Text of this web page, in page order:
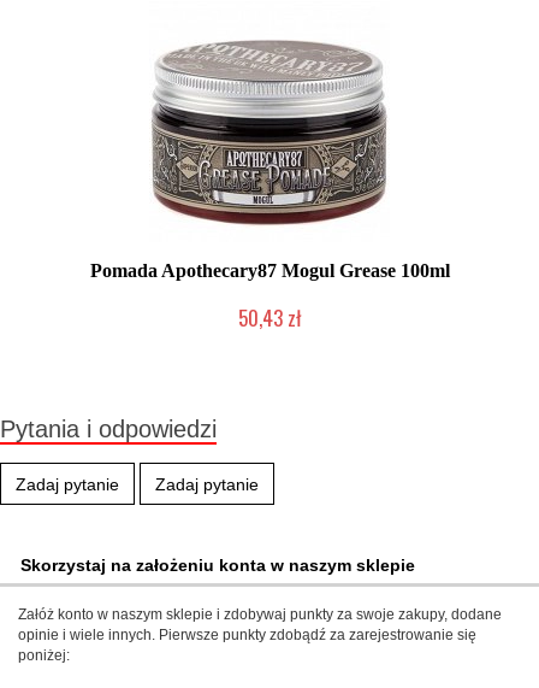
Pomada Apothecary87 Mogul Grease 100ml
50,43 zł
Pytania i odpowiedzi
Zadaj pytanie Zadaj pytanie
Skorzystaj na założeniu konta w naszym sklepie
Załóż konto w naszym sklepie i zdobywaj punkty za swoje zakupy, dodane
opinie i wiele innych. Pierwsze punkty zdobądź za zarejestrowanie się
poniżej: